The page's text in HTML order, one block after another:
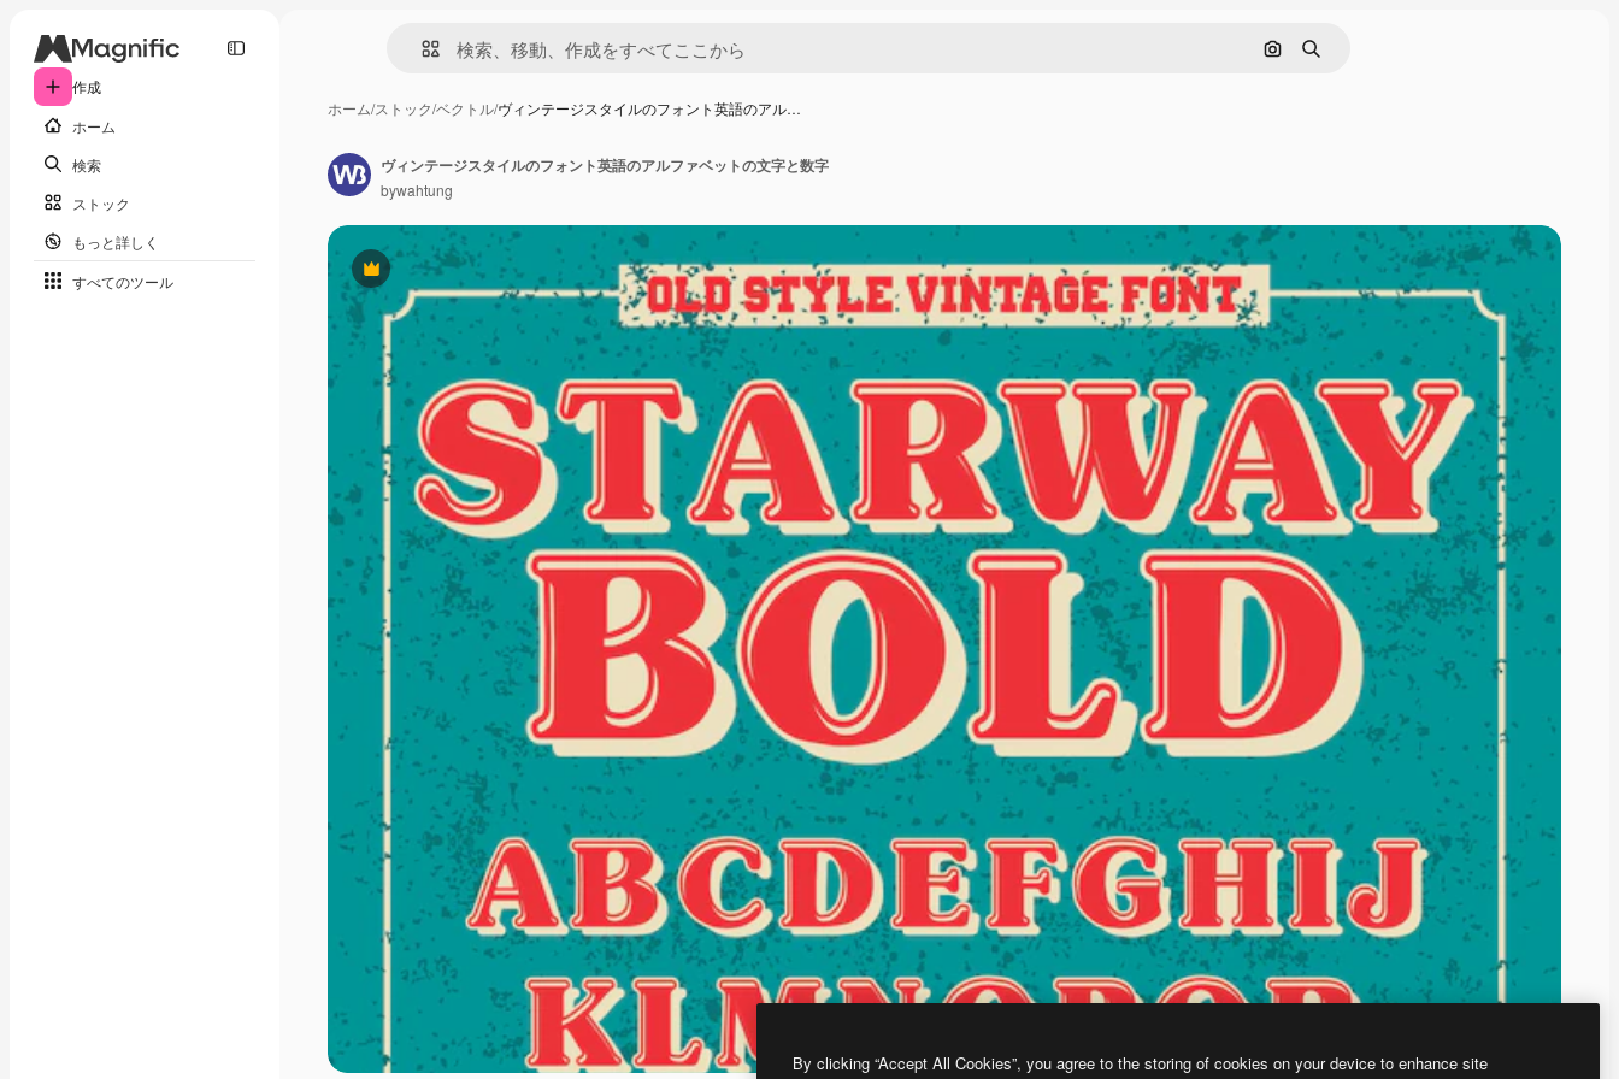
作成
ホーム
検索
ストック
もっと詳しく
すべてのツール
画像で検索
検索
ホーム/ストック/ベクトル/ヴィンテージスタイルのフォント英語のアル…
Premium
ヴィンテージスタイルのフォント英語のアルファベットの文字と数字
bywahtung
By clicking “Accept All Cookies”, you agree to the storing of cookies on your device to enhance site